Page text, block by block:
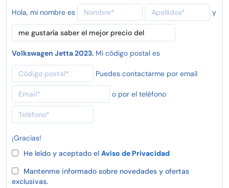
Hola, mi nombre es y
Volkswagen Jetta 2023. Mi código postal es
Puedes contactarme por email
o por el teléfono
¡Gracias!
He leído y aceptado el Aviso de Privacidad
Mantenme informado sobre novedades y ofertas
exclusivas.